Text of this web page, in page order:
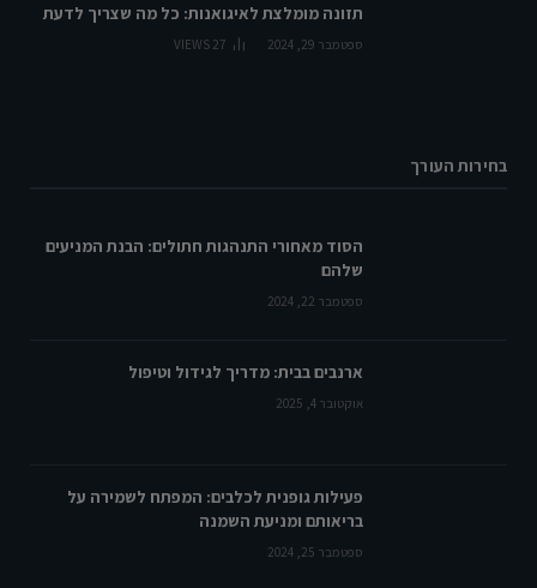
תזונה מומלצת לאיגואנות: כל מה שצריך לדעת
ספטמבר 29, 2024 27
VIEWS
בחירות העורך
הסוד מאחורי התנהגות חתולים: הבנת המניעים
שלהם
ספטמבר 22, 2024
ארנבים בבית: מדריך לגידול וטיפול
אוקטובר 4, 2025
פעילות גופנית לכלבים: המפתח לשמירה על
בריאותם ומניעת השמנה
ספטמבר 25, 2024